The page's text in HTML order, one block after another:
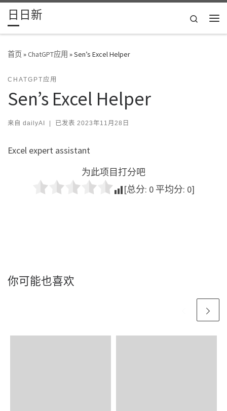
Skip to content
日日新
Search
首页»ChatGPT应用 »Sen’s Excel Helper
CHATGPT应用
Sen’s Excel Helper
来自 dailyAI | 已发表 2023年11月28日
Excel expert assistant
为此项目打分吧
[总分: 0 平均分: 0]
你可能也喜欢